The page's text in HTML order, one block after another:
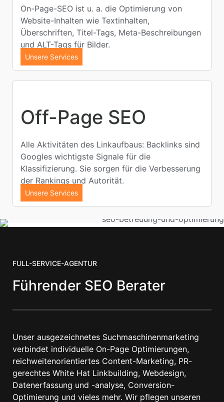
On-Page-SEO ist u. a. die Optimierung von
Website-Inhalten wie Textinhalten,
Überschriften, Titel-Tags, Meta-Beschreibungen
und ALT-Tags für Bilder.
Unsere Services
Off-Page SEO
Alle Aktivitäten des Linkaufbaus: Backlinks sind
Googles wichtigste Signale für die
Klassifizierung. Sie sorgen für die Verbesserung
der Rankings und Autorität.
Unsere Services
FULL-SERVICE-AGENTUR
Führender SEO Berater
Unser ausgezeichnetes Suchmaschinenmarketing
verbindet individuelle On-Page Optimierungen,
reichweitenorientiertes Content-Marketing, PR-
gerechtes White Hat Linkbuilding, Webdesign,
Datenerfassung und -analyse, Conversion-
Optimierung und vieles mehr. Wir pflegen unseren